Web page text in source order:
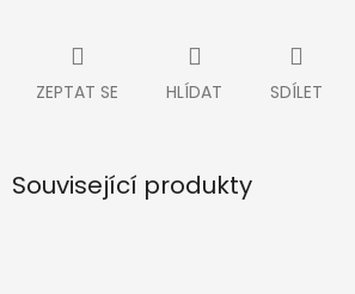
ZEPTAT SE HLÍDAT SDÍLET
Související produkty